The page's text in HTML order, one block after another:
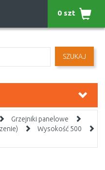
SZUKAJ
0 szt
Grzejniki panelowe
Wysokość 500